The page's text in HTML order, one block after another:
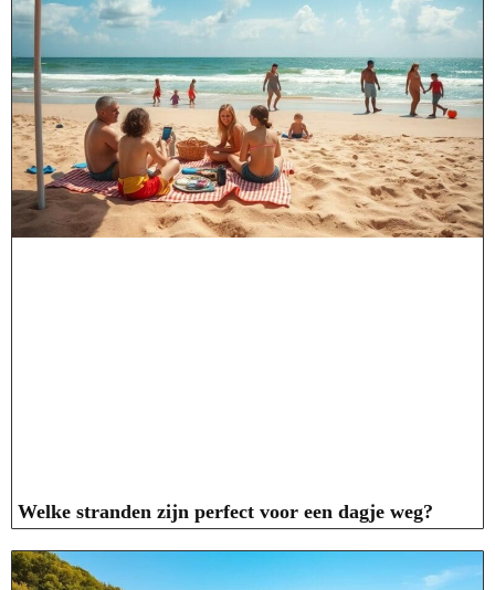
Welke stranden zijn perfect voor een dagje weg?